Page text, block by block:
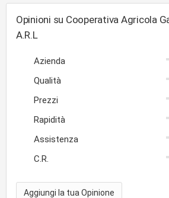
Opinioni su Cooperativa Agricola
A.R.L
Azienda
Qualità
Prezzi
Rapidità
Assistenza
C.R.
Aggiungi la tua Opinione